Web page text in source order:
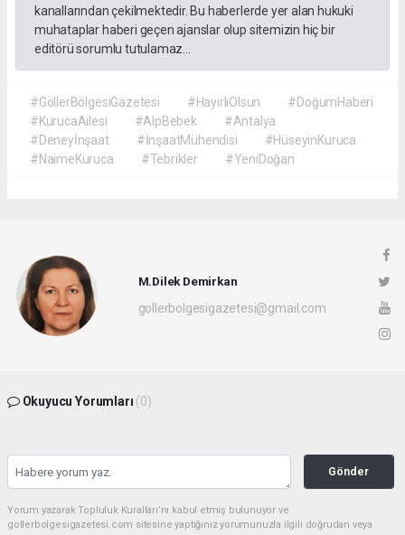
kanallarından çekilmektedir. Bu haberlerde yer alan hukuki
muhataplar haberi geçen ajanslar olup sitemizin hiç bir
editörü sorumlu tutulamaz...
#GöllerBölgesiGazetesi #HayırlıOlsun
#DoğumHaberi
#KurucaAilesi
#AlpBebek
#Antalya
#Deneyİnşaat
#İnşaatMühendisi
#HüseyinKuruca
#NaimeKuruca
#Tebrikler #YeniDoğan
M.Dilek Demirkan
gollerbolgesigazetesi@gmail.com
Okuyucu Yorumları (0)
Gönder
Yorum yazarak Topluluk Kuralları’nı kabul etmiş bulunuyor ve
gollerbolgesigazetesi.com sitesine yaptığınız yorumunuzla ilgili doğrudan veya